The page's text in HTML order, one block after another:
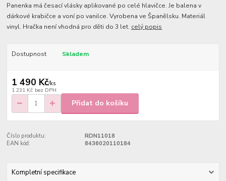
Panenka má česací vlásky aplikované po celé hlavičce. Je balena v
dárkové krabičce a voní po vanilce. Vyrobena ve Španělsku. Materiál
vinyl. Hračka není vhodná pro děti do 3 let. celý popis
Dostupnost Skladem
1 490 Kč/ks
1 231 Kč bez DPH
Přidat do košíku
Číslo produktu:
RDN11018
EAN kód:
8436020110184
Kompletní specifikace